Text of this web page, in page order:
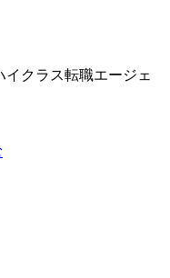
イクラス転職エージェ